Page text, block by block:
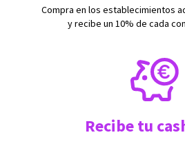
Compra en los establecimientos
y recibe un 10% de cada
Recibe tu